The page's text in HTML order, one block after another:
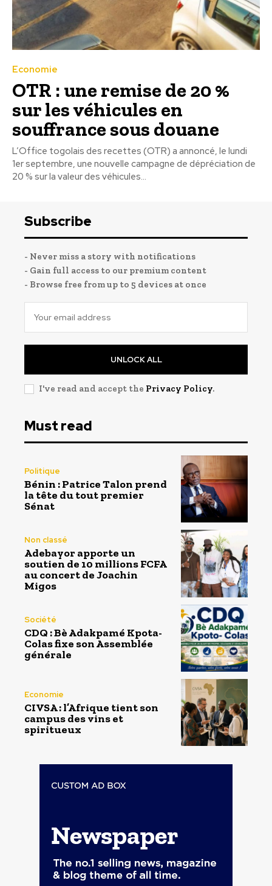
Economie
OTR : une remise de 20 %
sur les véhicules en
souffrance sous douane
L’Office togolais des recettes (OTR) a annoncé, le lundi
1er septembre, une nouvelle campagne de dépréciation de
20 % sur la valeur des véhicules...
Subscribe
- Never miss a story with notifications
- Gain full access to our premium content
- Browse free from up to 5 devices at once
UNLOCK ALL
I've read and accept the Privacy Policy.
Must read
Politique
Bénin : Patrice Talon prend
la tête du tout premier
Sénat
Non classé
Adebayor apporte un
soutien de 10 millions FCFA
au concert de Joachin
Migos
Société
CDQ : Bè Adakpamé Kpota-
Colas fixe son Assemblée
générale
Economie
CIVSA : l’Afrique tient son
campus des vins et
spiritueux